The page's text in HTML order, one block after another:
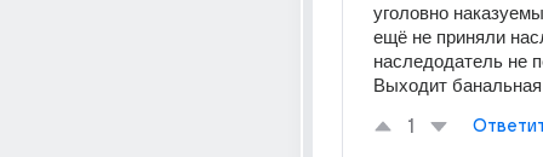
уголовно
ещё не приняли
наследодатель не
Выходит
1